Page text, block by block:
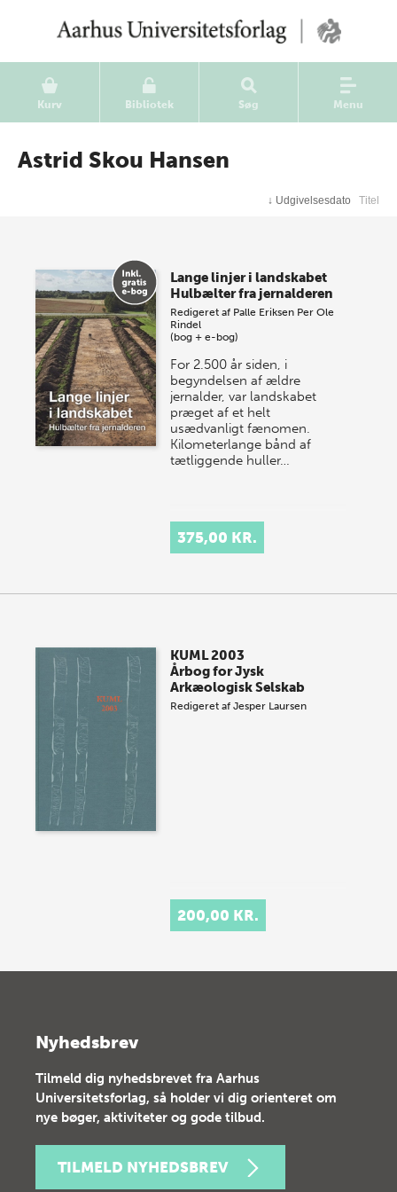
Kurv Bibliotek Søg Menu
Astrid Skou Hansen
↓ Udgivelsesdato Titel
Lange linjer i landskabet
Hulbælter fra jernalderen
Redigeret af Palle Eriksen Per Ole
Rindel
(bog + e-bog)
For 2.500 år siden, i
begyndelsen af ældre
jernalder, var landskabet
præget af et helt
usædvanligt fænomen.
Kilometerlange bånd af
tætliggende huller…
375,00 KR.
KUML 2003
Årbog for Jysk
Arkæologisk Selskab
Redigeret afJesper Laursen
200,00 KR.
Nyhedsbrev
Tilmeld dig nyhedsbrevet fra Aarhus
Universitetsforlag, så holder vi dig orienteret om
nye bøger, aktiviteter og gode tilbud.
TILMELD NYHEDSBREV